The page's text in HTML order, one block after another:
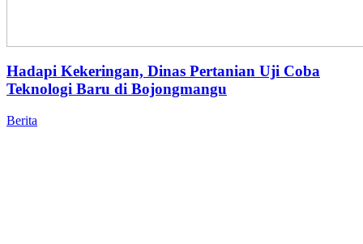
Hadapi Kekeringan, Dinas Pertanian Uji Coba
Teknologi Baru di Bojongmangu
Berita